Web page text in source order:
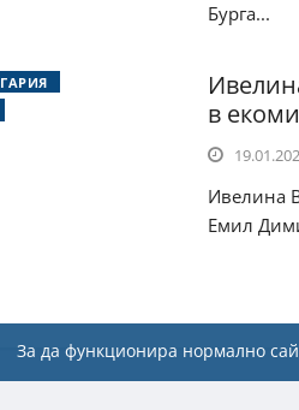
Бурга...
в
Ивелина
Емил
За да функционира нормално